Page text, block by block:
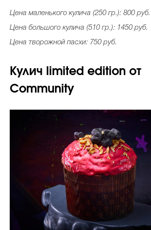
Цена маленького кулича (250 гр.): 800 руб.
Цена большого кулича (510 гр.): 1450 руб.
Цена творожной пасхи: 750 руб.
Кулич limited edition от
Community